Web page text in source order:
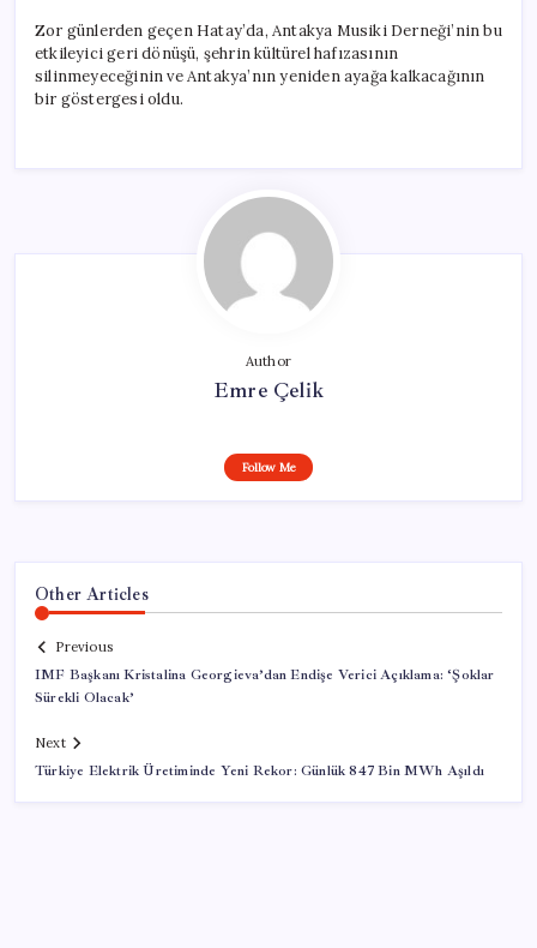
Zor günlerden geçen Hatay’da, Antakya Musiki Derneği’nin bu
etkileyici geri dönüşü, şehrin kültürel hafızasının
silinmeyeceğinin ve Antakya’nın yeniden ayağa kalkacağının
bir göstergesi oldu.
Author
Emre Çelik
Follow Me
Other Articles
Previous
IMF Başkanı Kristalina Georgieva’dan Endişe Verici Açıklama: ‘Şoklar
Sürekli Olacak’
Next
Türkiye Elektrik Üretiminde Yeni Rekor: Günlük 847 Bin MWh Aşıldı